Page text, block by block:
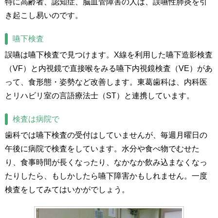
特に高齢者、認知症、脳血管障害の人は、誤嚥性肺炎を引
き起こし易いのです。
嚥下検査
誤嚥は嚥下検査で見つけます。X線を利用した嚥下造影検査
（VF）と内視鏡で直接喉をみる嚥下内視鏡検査（VE）があ
って、食形態・姿勢など改善します。東葛歯科は、内科医
とリハビリ室の言語療法士（ST）と連携しています。
検査は病院で
歯科では嚥下検査の受付はしていませんが、毎週月曜日の
午後に病院で検査をしています。水分や食べ物でむせた
り、食事時間が長くなったり、なかなか飲み込まなくなっ
たりしたら、もしかしたら嚥下障害かもしれません。一度
検査をしてみてはいかがでしょう。